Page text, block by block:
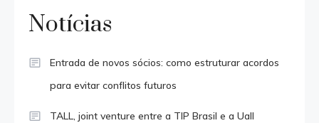
Notícias
Entrada de novos sócios: como estruturar acordos
para evitar conflitos futuros
TALL, joint venture entre a TIP Brasil e a Uall